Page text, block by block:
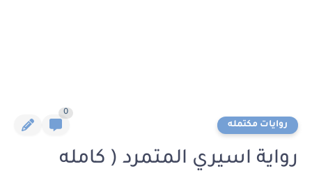
روايات مكتمله
0
رواية اسيري المتمرد ( كامله